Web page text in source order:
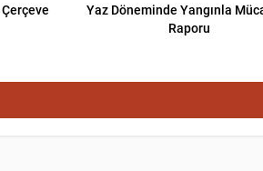
Yaz Döneminde Yangınla
Raporu